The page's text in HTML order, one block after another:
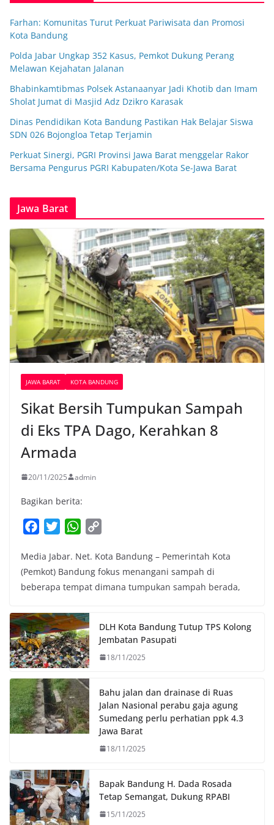
Farhan: Komunitas Turut Perkuat Pariwisata dan Promosi
Kota Bandung
Polda Jabar Ungkap 352 Kasus, Pemkot Dukung Perang
Melawan Kejahatan Jalanan
Bhabinkamtibmas Polsek Astanaanyar Jadi Khotib dan Imam
Sholat Jumat di Masjid Adz Dzikro Karasak
Dinas Pendidikan Kota Bandung Pastikan Hak Belajar Siswa
SDN 026 Bojongloa Tetap Terjamin
Perkuat Sinergi, PGRI Provinsi Jawa Barat menggelar Rakor
Bersama Pengurus PGRI Kabupaten/Kota Se-Jawa Barat
Jawa Barat
JAWA BARAT KOTA BANDUNG
Sikat Bersih Tumpukan Sampah
di Eks TPA Dago, Kerahkan 8
Armada
20/11/2025 admin
Bagikan berita:
c
e
b
o
k
i
t
t
r
W
a
t
s
p
p
p
y
L
n
k
Media Jabar. Net. Kota Bandung – Pemerintah Kota
(Pemkot) Bandung fokus menangani sampah di
beberapa tempat dimana tumpukan sampah berada,
DLH Kota Bandung Tutup TPS Kolong
Jembatan Pasupati
18/11/2025
Bahu jalan dan drainase di Ruas
Jalan Nasional perabu gaja agung
Sumedang perlu perhatian ppk 4.3
Jawa Barat
18/11/2025
Bapak Bandung H. Dada Rosada
Tetap Semangat, Dukung RPABI
15/11/2025